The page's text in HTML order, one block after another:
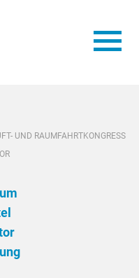
UND RAUMFAHRTKONGRESS